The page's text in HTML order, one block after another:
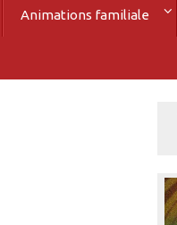
Animations familiale